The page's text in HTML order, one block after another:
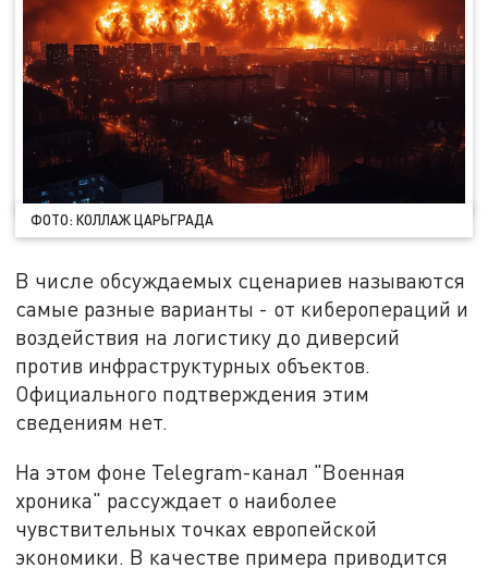
ФОТО: КОЛЛАЖ ЦАРЬГРАДА
В числе обсуждаемых сценариев называются
самые разные варианты - от киберопераций и
воздействия на логистику до диверсий
против инфраструктурных объектов.
Официального подтверждения этим
сведениям нет.
На этом фоне Telegram-канал "Военная
хроника" рассуждает о наиболее
чувствительных точках европейской
экономики. В качестве примера приводится